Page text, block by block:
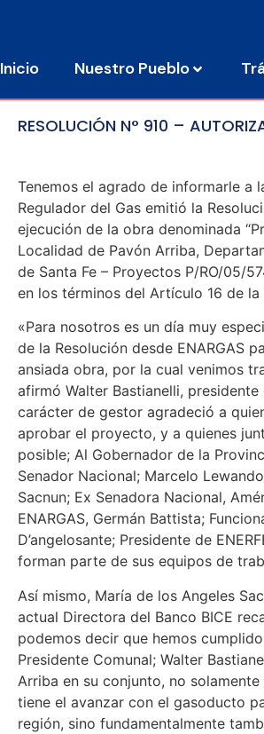
Inicio Nuestro Pueblo
RESOLUCIÓN N° 910 –
Tenemos el agrado de informarle a
Regulador del Gas emitió la
ejecución de la obra denominada
Localidad de Pavón Arriba,
de Santa Fe – Proyectos P/RO/05/
en los términos del Artículo 16 de la
«Para nosotros es un día muy
de la Resolución desde ENARGAS
ansiada obra, por la cual venimos
afirmó Walter Bastianelli,
carácter de gestor agradeció a
aprobar el proyecto, y a quienes
posible; Al Gobernador de la
Senador Nacional; Marcelo
Sacnun; Ex Senadora Nacional,
ENARGAS, Germán Battista;
D’angelosante; Presidente de
forman parte de sus equipos de
Así mismo, María de los Angeles
actual Directora del Banco BICE
podemos decir que hemos
Presidente Comunal; Walter
Arriba en su conjunto, no
tiene el avanzar con el gasoducto
región, sino fundamentalmente